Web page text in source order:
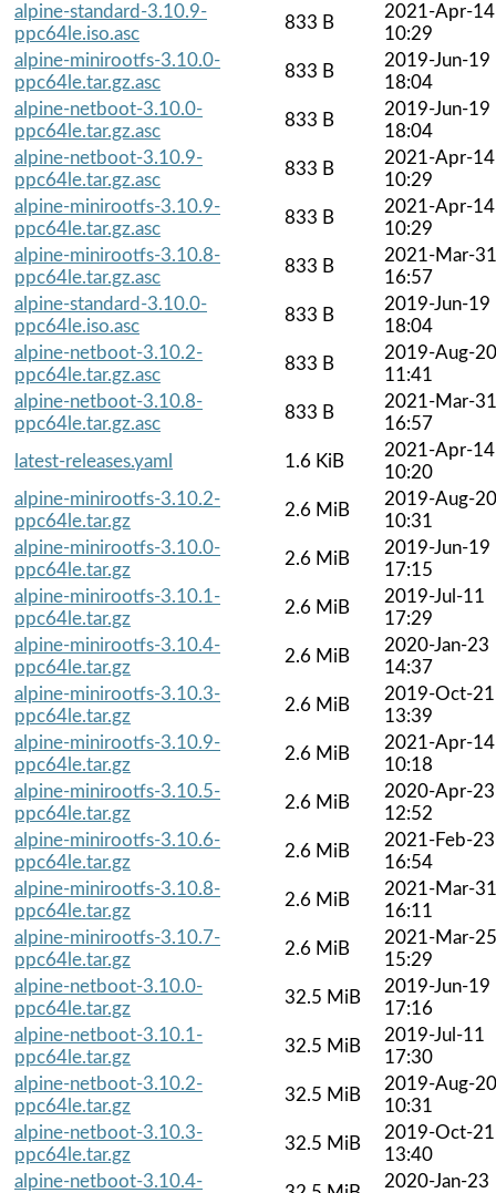
alpine-standard-3.10.9-
ppc64le.iso.asc
833 B
2021-Apr-14
10:29
alpine-minirootfs-3.10.0-
ppc64le.tar.gz.asc
833 B
2019-Jun-19
18:04
alpine-netboot-3.10.0-
ppc64le.tar.gz.asc
833 B
2019-Jun-19
18:04
alpine-netboot-3.10.9-
ppc64le.tar.gz.asc
833 B
2021-Apr-14
10:29
alpine-minirootfs-3.10.9-
ppc64le.tar.gz.asc
833 B
2021-Apr-14
10:29
alpine-minirootfs-3.10.8-
ppc64le.tar.gz.asc
833 B
2021-Mar-31
16:57
alpine-standard-3.10.0-
ppc64le.iso.asc
833 B
2019-Jun-19
18:04
alpine-netboot-3.10.2-
ppc64le.tar.gz.asc
833 B
2019-Aug-20
11:41
alpine-netboot-3.10.8-
ppc64le.tar.gz.asc
833 B
2021-Mar-31
16:57
latest-releases.yaml
1.6 KiB
2021-Apr-14
10:20
alpine-minirootfs-3.10.2-
ppc64le.tar.gz
2.6 MiB
2019-Aug-20
10:31
alpine-minirootfs-3.10.0-
ppc64le.tar.gz
2.6 MiB
2019-Jun-19
17:15
alpine-minirootfs-3.10.1-
ppc64le.tar.gz
2.6 MiB
2019-Jul-11
17:29
alpine-minirootfs-3.10.4-
ppc64le.tar.gz
2.6 MiB
2020-Jan-23
14:37
alpine-minirootfs-3.10.3-
ppc64le.tar.gz
2.6 MiB
2019-Oct-21
13:39
alpine-minirootfs-3.10.9-
ppc64le.tar.gz
2.6 MiB
2021-Apr-14
10:18
alpine-minirootfs-3.10.5-
ppc64le.tar.gz
2.6 MiB
2020-Apr-23
12:52
alpine-minirootfs-3.10.6-
ppc64le.tar.gz
2.6 MiB
2021-Feb-23
16:54
alpine-minirootfs-3.10.8-
ppc64le.tar.gz
2.6 MiB
2021-Mar-31
16:11
alpine-minirootfs-3.10.7-
ppc64le.tar.gz
2.6 MiB
2021-Mar-25
15:29
alpine-netboot-3.10.0-
ppc64le.tar.gz
32.5 MiB
2019-Jun-19
17:16
alpine-netboot-3.10.1-
ppc64le.tar.gz
32.5 MiB
2019-Jul-11
17:30
alpine-netboot-3.10.2-
ppc64le.tar.gz
32.5 MiB
2019-Aug-20
10:31
alpine-netboot-3.10.3-
ppc64le.tar.gz
32.5 MiB
2019-Oct-21
13:40
alpine-netboot-3.10.4-
2020-Jan-23